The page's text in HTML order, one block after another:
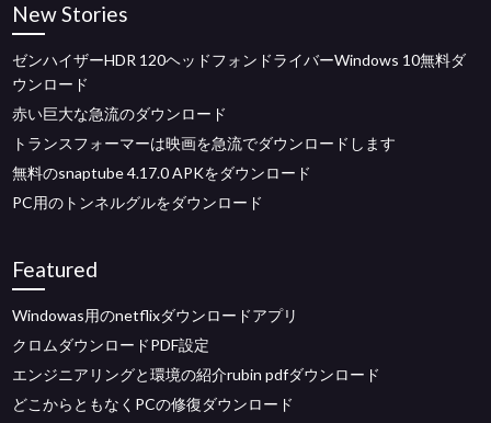
New Stories
ゼンハイザーHDR 120ヘッドフォンドライバーWindows 10無料ダ
ウンロード
赤い巨大な急流のダウンロード
トランスフォーマーは映画を急流でダウンロードします
無料のsnaptube 4.17.0 APKをダウンロード
PC用のトンネルグルをダウンロード
Featured
Windowas用のnetflixダウンロードアプリ
クロムダウンロードPDF設定
エンジニアリングと環境の紹介rubin pdfダウンロード
どこからともなくPCの修復ダウンロード